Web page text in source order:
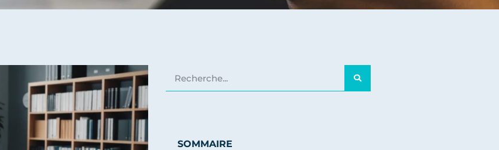
SOMMAIRE